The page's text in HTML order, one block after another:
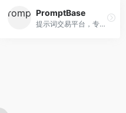
PromptBase
提示词交易平台，专注于高质量提示词买卖。面向AI创作者，提供提示词交易、模板购买、创作者收益等服务，提示词质量高。